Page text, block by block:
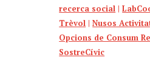
recerca social |
Trèvol |Nusos
Opcions de Consum
SostreCívic